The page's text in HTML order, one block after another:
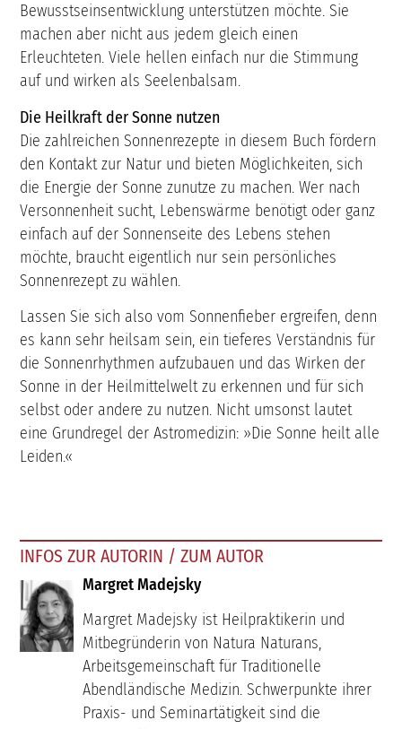
Bewusstseinsentwicklung unterstützen möchte. Sie
machen aber nicht aus jedem gleich einen
Erleuchteten. Viele hellen einfach nur die Stimmung
auf und wirken als Seelenbalsam.
Die Heilkraft der Sonne nutzen
Die zahlreichen Sonnenrezepte in diesem Buch fördern
den Kontakt zur Natur und bieten Möglichkeiten, sich
die Energie der Sonne zunutze zu machen. Wer nach
Versonnenheit sucht, Lebenswärme benötigt oder ganz
einfach auf der Sonnenseite des Lebens stehen
möchte, braucht eigentlich nur sein persönliches
Sonnenrezept zu wählen.
Lassen Sie sich also vom Sonnenfieber ergreifen, denn
es kann sehr heilsam sein, ein tieferes Verständnis für
die Sonnenrhythmen aufzubauen und das Wirken der
Sonne in der Heilmittelwelt zu erkennen und für sich
selbst oder andere zu nutzen. Nicht umsonst lautet
eine Grundregel der Astromedizin: »Die Sonne heilt alle
Leiden.«
INFOS ZUR AUTORIN / ZUM AUTOR
Margret Madejsky
Margret Madejsky ist Heilpraktikerin und
Mitbegründerin von Natura Naturans,
Arbeitsgemeinschaft für Traditionelle
Abendländische Medizin. Schwerpunkte ihrer
Praxis- und Seminartätigkeit sind die